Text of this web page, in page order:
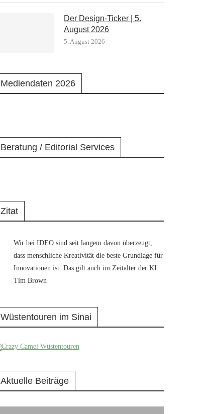
Der Design-Ticker | 5.
August 2026
5. August 2026
Mediendaten 2026
Beratung / Editorial Services
Zitat
Wir bei IDEO sind seit langem davon überzeugt,
dass menschliche Kreativität die beste Grundlage für
Innovationen ist. Das gilt auch im Zeitalter der KI.
Tim Brown
Wüstentouren im Sinai
Aktuelle Beiträge